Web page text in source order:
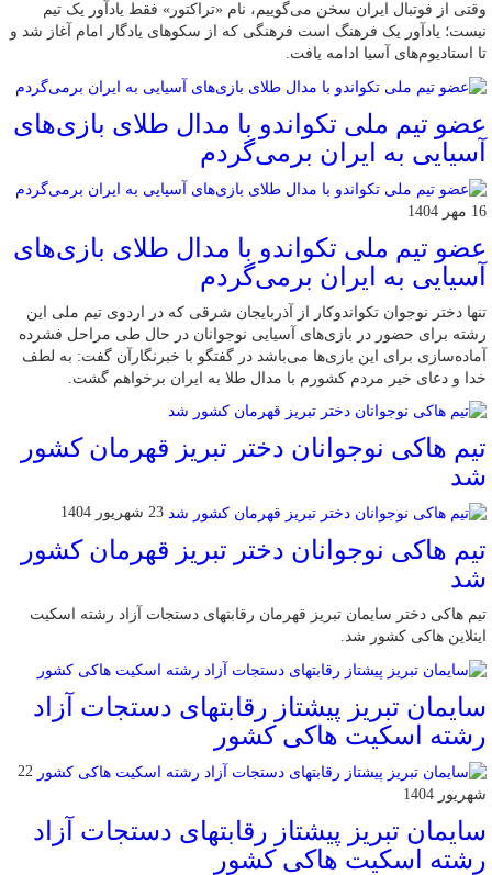
وقتی از فوتبال ایران سخن می‌گوییم، نام «تراکتور» فقط یادآور یک تیم
نیست؛ یادآور یک فرهنگ است فرهنگی که از سکوهای یادگار امام آغاز شد و
تا استادیوم‌های آسیا ادامه یافت.
عضو تیم ملی تکواندو با مدال طلای بازی‌های
آسیایی به ایران برمی‌گردم
16 مهر 1404
عضو تیم ملی تکواندو با مدال طلای بازی‌های
آسیایی به ایران برمی‌گردم
تنها دختر نوجوان تکواندوکار از آذربایجان شرقی که در اردوی تیم ملی این
رشته برای حضور در بازی‌های آسیایی نوجوانان در حال طی مراحل فشرده
آماده‌سازی برای این بازی‌ها می‌باشد در گفتگو با خبرنگارآن گفت: به لطف
خدا و دعای خیر مردم کشورم با مدال طلا به ایران برخواهم گشت.
تیم هاکی نوجوانان دختر تبریز قهرمان کشور
شد
23 شهریور 1404
تیم هاکی نوجوانان دختر تبریز قهرمان کشور
شد
تیم هاکی دختر سایمان تبریز قهرمان رقابتهای دستجات آزاد رشته اسکیت
اینلاین هاکی کشور شد.
سایمان تبریز پیشتاز رقابتهای دستجات آزاد
رشته اسکیت هاکی کشور
22
شهریور 1404
سایمان تبریز پیشتاز رقابتهای دستجات آزاد
رشته اسکیت هاکی کشور